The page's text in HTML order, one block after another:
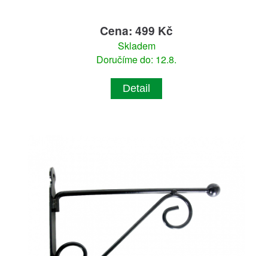
Cena: 499 Kč
Skladem
Doručíme do: 12.8.
Detail